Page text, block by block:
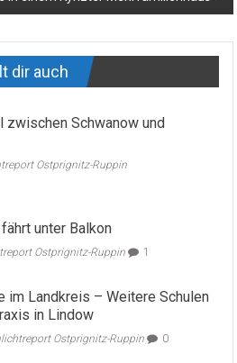
dir auch
zwischen Schwanow und
Ostprignitz-Ruppin
unter Balkon
Ostprignitz-Ruppin 1
im Landkreis – Weitere Schulen
in Lindow
Ostprignitz-Ruppin 0